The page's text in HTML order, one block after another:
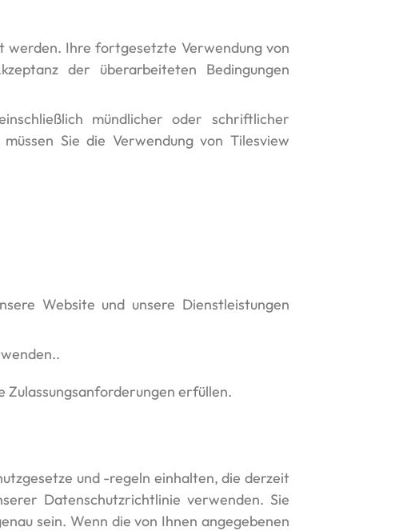
Ihre fortgesetzte Verwendung von
der überarbeiteten Bedingungen
mündlicher oder schriftlicher
Sie die Verwendung von Tilesview
Website und unsere Dienstleistungen
Zulassungsanforderungen erfüllen.
und -regeln einhalten, die derzeit
Datenschutzrichtlinie verwenden. Sie
sein. Wenn die von Ihnen angegebenen